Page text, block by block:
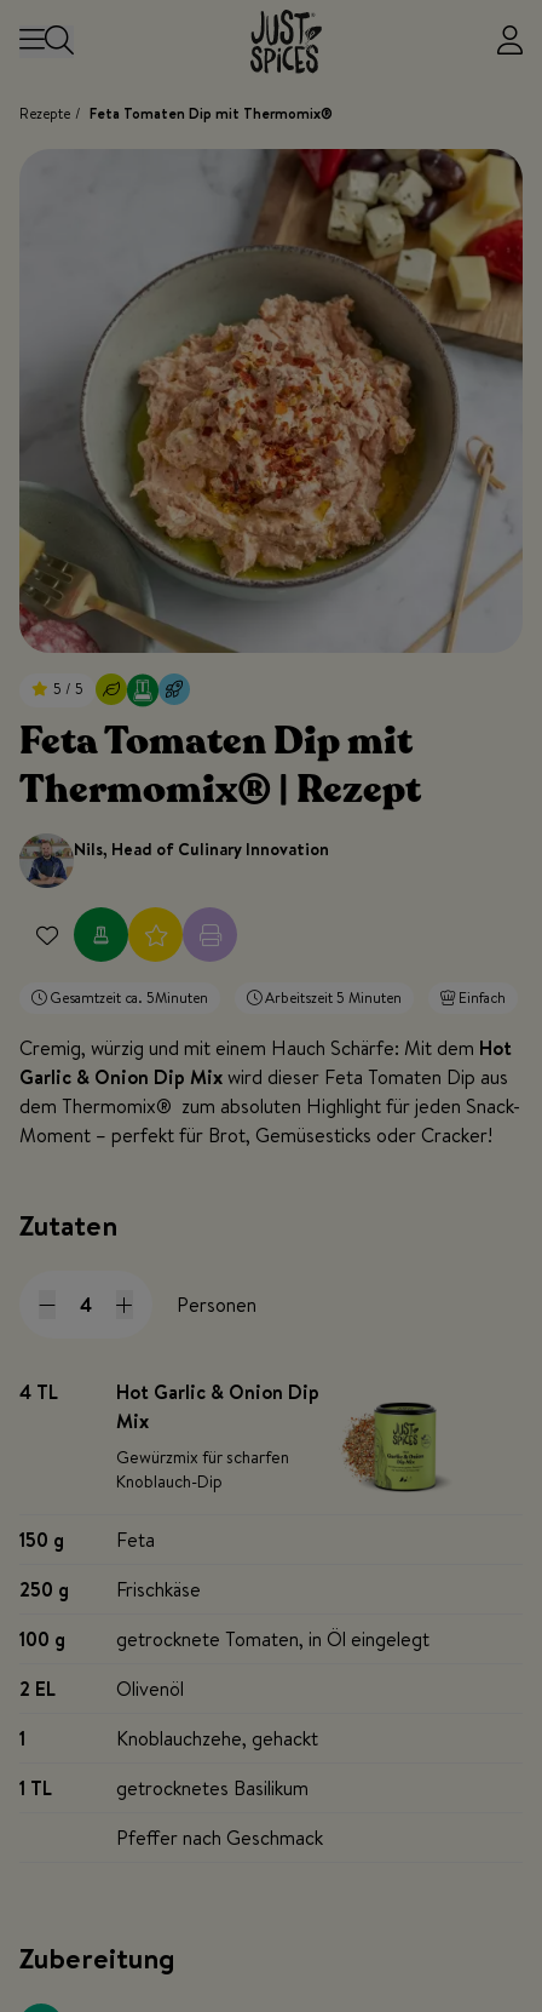
Rezepte / Feta Tomaten Dip mit Thermomix®
5 / 5
Feta Tomaten Dip mit
Thermomix® | Rezept
Nils, Head of Culinary Innovation
Gesamtzeit ca. 5Minuten Arbeitszeit 5 Minuten Einfach
Cremig, würzig und mit einem Hauch Schärfe: Mit dem Hot
Garlic & Onion Dip Mixwird dieser Feta Tomaten Dip aus
dem Thermomix® zum absoluten Highlight für jeden Snack-
Moment – perfekt für Brot, Gemüsesticks oder Cracker!
Zutaten
Personen
4 TL
Hot Garlic & Onion Dip
Mix
Gewürzmix für scharfen
Knoblauch-Dip
150 g
Feta
250 g
Frischkäse
100 g
getrocknete Tomaten, in Öl eingelegt
2 EL
Olivenöl
1
Knoblauchzehe, gehackt
1 TL
getrocknetes Basilikum
Pfeffer nach Geschmack
Zubereitung